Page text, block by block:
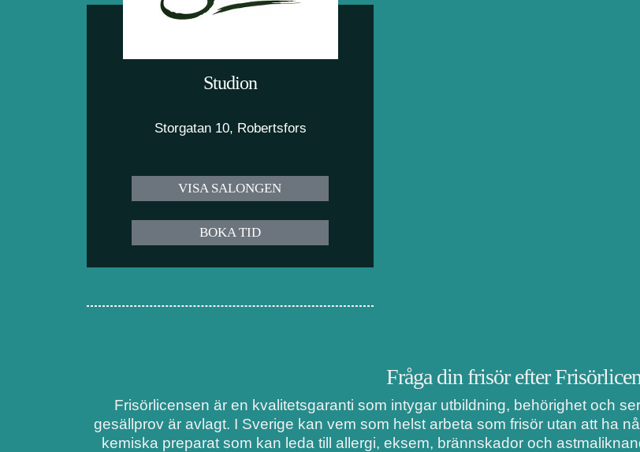
Studion
Storgatan 10, Robertsfors
VISA SALONGEN
BOKA TID
Fråga din frisör efter
Frisörlicensen är en kvalitetsgaranti som intygar utbildning, behörighet och
gesällprov är avlagt. I Sverige kan vem som helst arbeta som frisör utan att ha
kemiska preparat som kan leda till allergi, eksem, brännskador och